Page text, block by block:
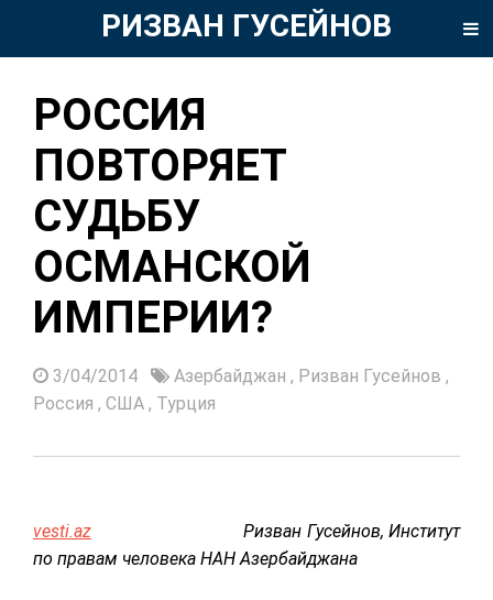
РИЗВАН ГУСЕЙНОВ
РОССИЯ
ПОВТОРЯЕТ
СУДЬБУ
ОСМАНСКОЙ
ИМПЕРИИ?
3/04/2014 Азербайджан , Ризван Гусейнов ,
Россия , США , Турция
vesti.az
Ризван Гусейнов, Институт
по правам человека НАН Азербайджана